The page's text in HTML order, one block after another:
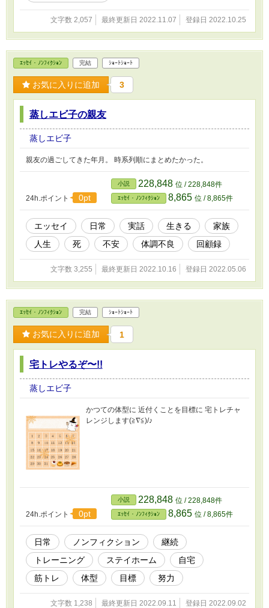
文字数 2,057 最終更新日 2022.11.07 登録日 2022.10.25
ｴｯｾｲ・ﾉﾝﾌｨｸｼｮﾝ 完結 ｼｮｰﾄｼｮｰﾄ
お気に入りに追加 3
蒸しエビ子の親友
蒸しエビ子
親友の過ごしてきた年月。 時系列順にまとめたかった。
24h.ポイント 0pt
小説 228,848 位 / 228,848件
ｴｯｾｲ・ﾉﾝﾌｨｸｼｮﾝ 8,865 位 / 8,865件
エッセイ 日常 実話 生きる
家族
人生
死 不安 体調不良 回顧録
文字数 3,255 最終更新日 2022.10.16 登録日 2022.05.06
ｴｯｾｲ・ﾉﾝﾌｨｸｼｮﾝ 完結 ｼｮｰﾄｼｮｰﾄ
お気に入りに追加 1
宅トレやるぞ〜!!
蒸しエビ子
かつての体型に 近付くことを目標に 宅トレチャ
レンジします(≧∇≦)/♪
24h.ポイント 0pt
小説 228,848 位 / 228,848件
ｴｯｾｲ・ﾉﾝﾌｨｸｼｮﾝ 8,865 位 / 8,865件
日常 ノンフィクション
継続
トレーニング
ステイホーム
自宅
筋トレ
体型 目標 努力
文字数 1,238 最終更新日 2022.09.11 登録日 2022.09.02